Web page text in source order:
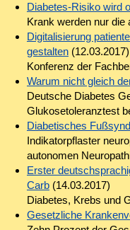
Diabetes-Risiko wird
Krank werden nur die
Digitalisierung
gestalten(12.03.2017)
Konferenz der
Warum nicht gleich
Deutsche Diabetes
Glukosetoleranztest
Diabetisches
Indikatorpflaster
autonomen
Erster
Carb(14.03.2017)
Diabetes, Krebs und
Gesetzliche